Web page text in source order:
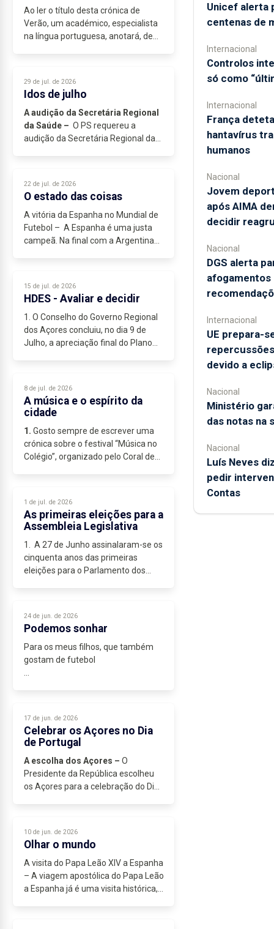
Ao ler o título desta crónica de
Verão, um académico, especialista
na língua portuguesa, anotará, de
29 de jul. de 2026
Idos de julho
A audição da Secretária Regional
da Saúde – O PS requereu a
audição da Secretária Regional da
22 de jul. de 2026
O estado das coisas
A vitória da Espanha no Mundial de
Futebol – A Espanha é uma justa
campeã. Na final com a Argentina
15 de jul. de 2026
HDES - Avaliar e decidir
1. O Conselho do Governo Regional
dos Açores concluiu, no dia 9 de
Julho, a apreciação final do Plano
Divino Espírito Santo...
8 de jul. de 2026
A música e o espírito da
cidade
1. Gosto sempre de escrever uma
crónica sobre o festival “Música no
Colégio”, organizado pelo Coral de
1 de jul. de 2026
As primeiras eleições para a
Assembleia Legislativa
1. A 27 de Junho assinalaram-se os
cinquenta anos das primeiras
eleições para o Parlamento dos
acto eleitoral...
24 de jun. de 2026
Podemos sonhar
Para os meus filhos, que também
gostam de futebol
Mundial de Futebol de 2026,
prisioneiro da incerteza...
17 de jun. de 2026
Celebrar os Açores no Dia
de Portugal
A escolha dos Açores – O
Presidente da República escolheu
os Açores para a celebração do Dia
10 de jun. de 2026
Olhar o mundo
A visita do Papa Leão XIV a Espanha
– A viagem apostólica do Papa Leão
a Espanha já é uma visita histórica,
Unicef alerta
centenas de
Internacional
Controlos
só como
Internacional
França
hantavírus
humanos
Nacional
Jovem
após AIMA
decidir
Nacional
DGS alerta
afogamentos
Internacional
UE prepara-
devido a
Nacional
Ministério
das notas na
Nacional
Luís Neves
pedir
Contas